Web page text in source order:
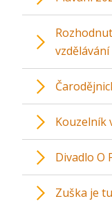
vzdělávání
Kouzelník
Divadlo O
Zuška je